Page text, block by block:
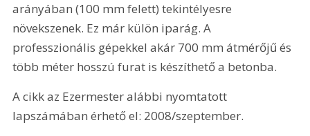
arányában (100 mm felett) tekintélyesre
növekszenek. Ez már külön iparág. A
professzionális gépekkel akár 700 mm átmérőjű és
több méter hosszú furat is készíthető a betonba.
A cikk az Ezermester alábbi nyomtatott
lapszámában érhető el: 2008/szeptember.